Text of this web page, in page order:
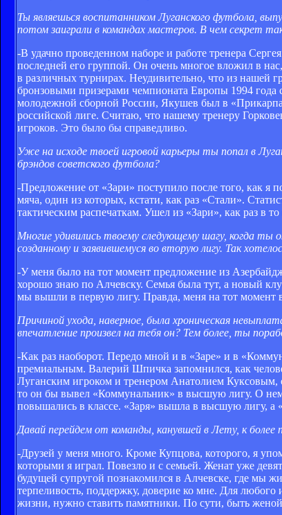
Ты являешься воспитанником Луганского футбола,
потом заиграли в командах мастеров. В чем секрет
-В удачно проведенном наборе и работе тренера
последней его группой. Он очень многое вложил в
в различных турнирах. Неудивительно, что из нашей
бронзовыми призерами чемпионата Европы 1994
молодежной сборной России, Якушев был в
российской лиге. Считаю, что нашему тренеру
игроков. Это было бы справедливо.
Уже на исходе твоей игровой карьеры ты попал в
брэндов советского футбола?
-Предложение от «Зари» поступило после того, как я
мяча, один из которых, кстати, как раз «Стали».
тактическим распечаткам. Ушел из «Зари», как раз в
Многие удивились твоему следующему шагу, когда ты
созданному и заявившемуся во вторую лигу. Так
-У меня было на тот момент предложение из
хорошо знаю по Алчевску. Семья была тут, а новый
мы вышли в первую лигу. Правда, меня на тот момент
Причиной ухода, наверное, была хроническая
впечатление произвел на тебя он? Тем более, ты
-Как раз наоборот. Передо мной и в «Заре» и в
премиальным. Валерий Шпичка запомнился, как
Луганским игроком и тренером Анатолием Куксовым,
то он бы вывел «Коммунальник» в высшую лигу. О нем
повышались в классе. «Заря» вышла в высшую лигу, а
Давай перейдем от команды, канувшей в Лету, к
-Друзей у меня много. Кроме Купцова, которого, я
которыми я играл. Повезло и с семьей. Женат уже
будущей супругой познакомился в Алчевске, где мы
терпеливость, поддержку, доверие ко мне. Для
жизни, нужно ставить памятники. По сути, быть женой